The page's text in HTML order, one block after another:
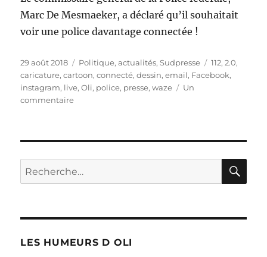
Marc De Mesmaeker, a déclaré qu’il souhaitait
voir une police davantage connectée !
Publié
le
29 août 2018 Catégories
Politique, actualités,Sudpresse Étiquettes
112,2.0,
caricature,cartoon,connecté,dessin,email, Facebook,
instagram, live,Oli, police, presse,waze
Un
commentairesur
!
Recherche
pour :
LES HUMEURS D OLI